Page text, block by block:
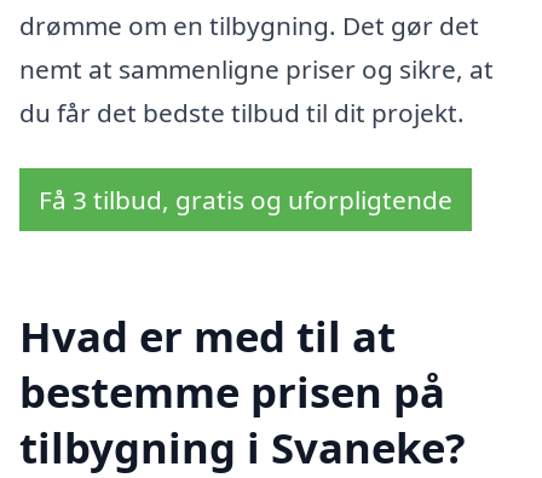
drømme om en tilbygning. Det gør det
nemt at sammenligne priser og sikre, at
du får det bedste tilbud til dit projekt.
Få 3 tilbud, gratis og uforpligtende
Hvad er med til at
bestemme prisen på
tilbygning i Svaneke?